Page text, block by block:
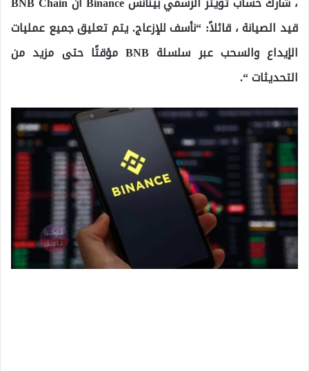
قيد الصيانة ، قائلاً: “نأسف للإزعاج. يتم تعليق جميع عمليات
الإيداع والسحب عبر سلسلة BNB مؤقتًا حتى مزيد من
التحديثات “.